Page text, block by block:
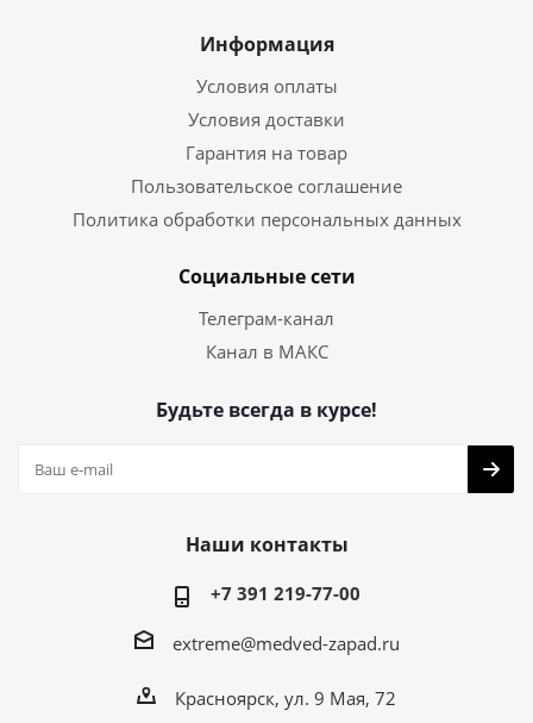
Информация
Условия оплаты
Условия доставки
Гарантия на товар
Пользовательское соглашение
Политика обработки персональных данных
Социальные сети
Телеграм-канал
Канал в МАКС
Будьте всегда в курсе!
Наши контакты
+7 391 219-77-00
extreme@medved-zapad.ru
Красноярск, ул. 9 Мая, 72